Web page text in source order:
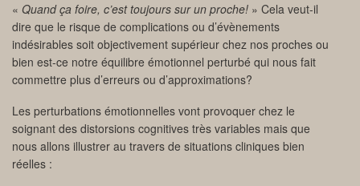
« Quand ça foire, c’est toujours sur un proche! » Cela veut-il
dire que le risque de complications ou d’évènements
indésirables soit objectivement supérieur chez nos proches ou
bien est-ce notre équilibre émotionnel perturbé qui nous fait
commettre plus d’erreurs ou d’approximations?
Les perturbations émotionnelles vont provoquer chez le
soignant des distorsions cognitives très variables mais que
nous allons illustrer au travers de situations cliniques bien
réelles :